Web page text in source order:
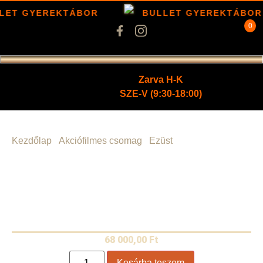
GYEREKTÁBOR BULLET GYEREKTÁBOR
0
Zarva H-K
SZE-V (9:30-18:00)
Kezdőlap Akciófilmes csomag Ezüst/ Counter-Strike
68 000,00 Ft